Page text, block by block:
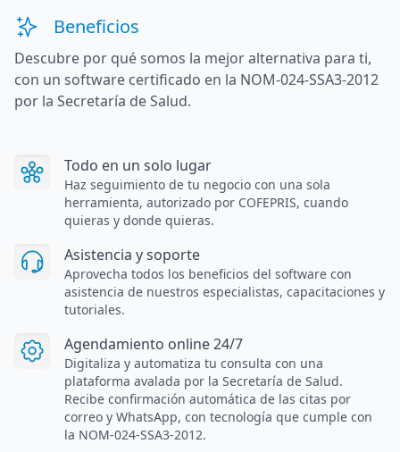
Beneficios
Descubre por qué somos la mejor alternativa para ti,
con un software certificado en la NOM-024-SSA3-2012
por la Secretaría de Salud.
Todo en un solo lugar
Haz seguimiento de tu negocio con una sola
herramienta, autorizado por COFEPRIS, cuando
quieras y donde quieras.
Asistencia y soporte
Aprovecha todos los beneficios del software con
asistencia de nuestros especialistas, capacitaciones y
tutoriales.
Agendamiento online 24/7
Digitaliza y automatiza tu consulta con una
plataforma avalada por la Secretaría de Salud.
Recibe confirmación automática de las citas por
correo y WhatsApp, con tecnología que cumple con
la NOM-024-SSA3-2012.